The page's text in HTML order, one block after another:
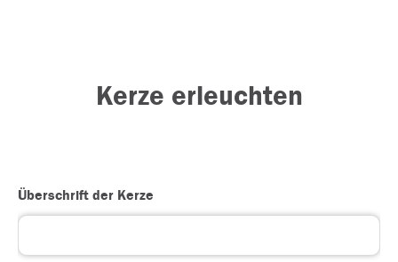
Kerze erleuchten
Überschrift der Kerze